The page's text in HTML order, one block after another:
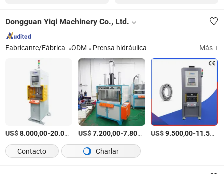
Dongguan Yiqi Machinery Co., Ltd.
Fabricante/Fábrica ODM Prensa hidráulica Más +
US$8.000,00-20.000,00 /set
US$7.200,00-7.800,00 /set
US$9.500,00-11.500,00
Contacto Charlar